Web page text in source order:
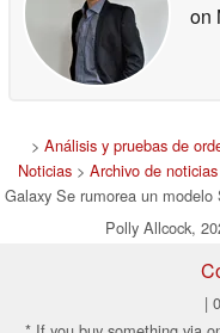
on
> Análisis y pruebas de
Noticias > Archivo de noticias
Galaxy Se rumorea un
Polly Allcock,
|